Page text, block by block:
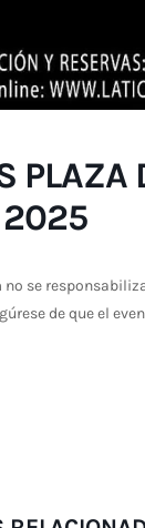
PLAZA
2025
no se
de que el